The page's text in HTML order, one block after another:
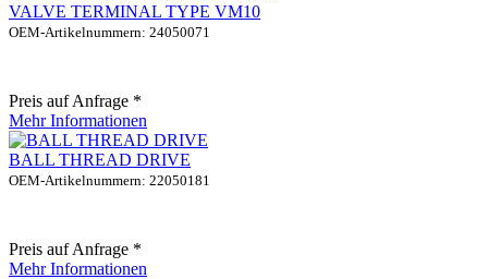
VALVE TERMINAL TYPE VM10
OEM-Artikelnummern: 24050071
Preis auf Anfrage *
Mehr Informationen
BALL THREAD DRIVE
OEM-Artikelnummern: 22050181
Preis auf Anfrage *
Mehr Informationen